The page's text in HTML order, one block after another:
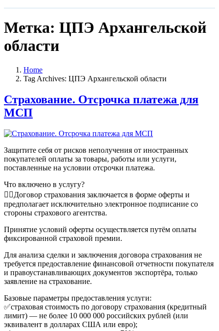
Метка: ЦПЭ Архангельской
области
Home
Tag Archives: ЦПЭ Архангельской области
Страхование. Отсрочка платежа для
МСП
Защитите себя от рисков неполучения от иностранных
покупателей оплаты за товары, работы или услуги,
поставленные на условии отсрочки платежа.
Что включено в услугу?
👉🏻Договор страхования заключается в форме оферты и
предполагает исключительно электронное подписание со
стороны страхового агентства.
Принятие условий оферты осуществляется путём оплаты
фиксированной страховой премии.
Для анализа сделки и заключения договора страхования не
требуется предоставление финансовой отчетности покупателя
и правоустанавливающих документов экспортёра, только
заявление на страхование.
Базовые параметры предоставления услуги:
✅страховая стоимость по договору страхования (кредитный
лимит) — не более 10 000 000 российских рублей (или
эквивалент в долларах США или евро);